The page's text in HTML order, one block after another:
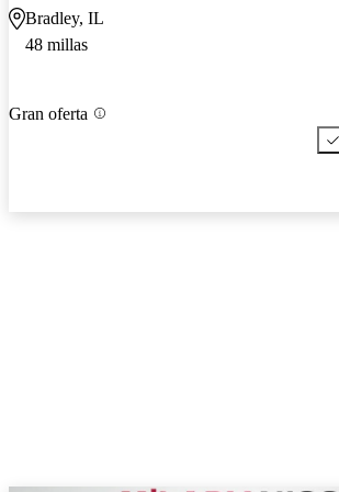
Bradley, IL
48 millas
Gran oferta